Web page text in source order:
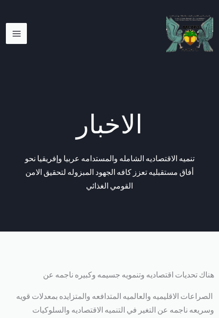
إلى
المحتوى
الاخبار
تنميه الاقتصاديه الشامله والمستدامه عربيا وإفريقيا نحو
أفاق مستقبليه تعزز كافه الجهود المبزوله لتحقيق الامن
القومي الغذائي
هناك تحديات اقتصاديه وتنمويه جسيمه وكبيره ناجمه عن
الصراعات الاقليميه والعالميه المتدافعه والمتزايده بمعدلات قويه
وسريعه ناجمه عن التغير في التنميه الاقتصاديه والسلوكيات